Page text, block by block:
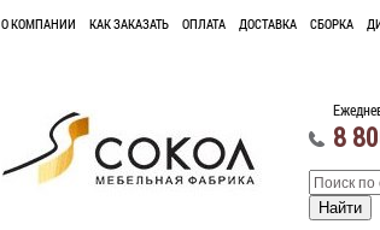
О КОМПАНИИ КАК ЗАКАЗАТЬ ОПЛАТА ДОСТАВКА СБОРКА
8